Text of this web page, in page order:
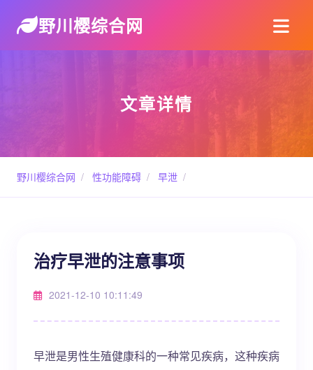
野川樱综合网
文章详情
野川樱综合网 / 性功能障碍 / 早泄 /
治疗早泄的注意事项
2021-12-10 10:11:49
早泄是男性生殖健康科的一种常见疾病，这种疾病